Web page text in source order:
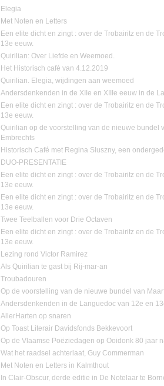
Elegia
Met Noten en Letters
Een elite dicht en zingt : over de Trobairitz en de
13e eeuw.
Quirilian: Over Liefde en Weemoed.
Het Historisch café van 4.12.2019
Quirilian. Elegia, wijdingen aan weemoed
Andersdenkenden in de XIIe en XIIIe eeuw in de
Een elite dicht en zingt : over de Trobairitz en de
13e eeuw.
Quirilian op de voorstelling van de nieuwe bundel
Embrechts
Historisch Café met Regina Sluszny, een
DUO-PRESENTATIE
Een elite dicht en zingt : over de Trobairitz en de
13e eeuw.
Een elite dicht en zingt : over de Trobairitz en de
13e eeuw.
Twee Teelballen voor Drie Octaven
Een elite dicht en zingt : over de Trobairitz en de
13e eeuw.
Lezing rond Victor Ramirez
Als Quirilian te gast bij Rij-mar-an
Troubadouren
Op de voorstelling van de nieuwe bundel van
Andersdenkenden in de Languedoc van 12e en
AllerHarten op snaren
Op Toast Literair Davidsfonds Bekkevoort
Op de Vlaamse Poëziedagen op Ooidonk 80 jaar
Wat het raadsel achterlaat, Guy Commerman
Met Noten en Letters in Kalmthout
In Clair-Obscur, derde editie in De Notelaar te